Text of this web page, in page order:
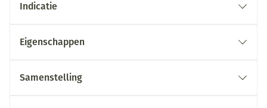
Indicatie
Eigenschappen
Samenstelling